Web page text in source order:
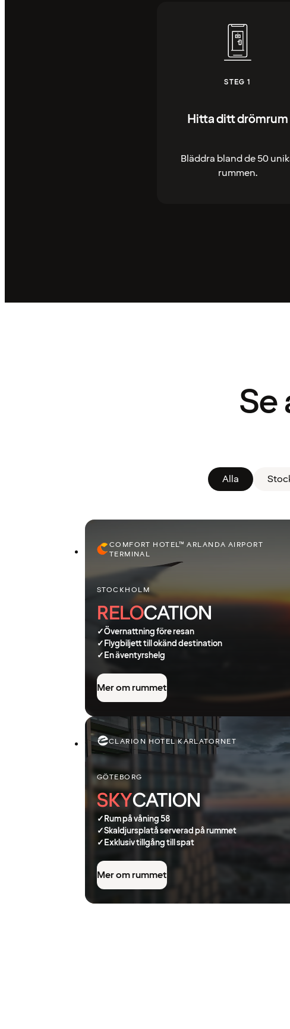
STEG 1
Hitta ditt drömrum
Bläddra bland de 50
rummen.
Se
Alla
COMFORT HOTEL™ ARLANDA AIRPORT
TERMINAL
STOCKHOLM
RELOCATION
✓Övernattning före resan
✓Flygbiljett till okänd destination
✓En äventyrshelg
Mer om rummet
CLARION HOTEL KARLATORNET
GÖTEBORG
SKYCATION
✓Rum på våning 58
✓Skaldjursplatå serverad på rummet
✓Exklusiv tillgång till spat
Mer om rummet